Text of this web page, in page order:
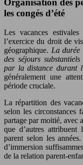
Organisation des
les congés d’été
Les vacances
l’exercice du droit de
géographique. La durée
des séjours
par la distance durant
généralement une
période cruciale.
La répartition des
selon les circonstances
partage par moitié, avec
que d’autres
parent selon les
d’immersion
de la relation parent-